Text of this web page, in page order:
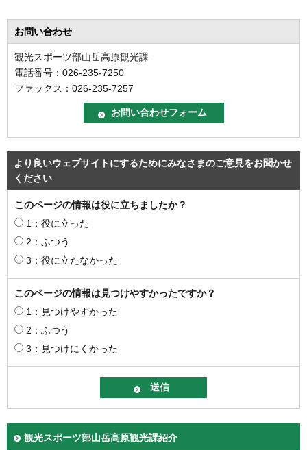
お問い合わせ
観光スポーツ部山岳高原観光課
電話番号：026-235-7250
ファックス：026-235-7257
より良いウェブサイトにするためにみなさまのご意見をお聞かせ
ください
このページの情報は役に立ちましたか？
1：役に立った
2：ふつう
3：役に立たなかった
このページの情報は見つけやすかったですか？
1：見つけやすかった
2：ふつう
3：見つけにくかった
観光スポーツ部山岳高原観光課紹介